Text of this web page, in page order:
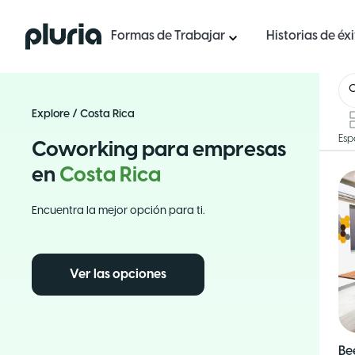
Logo Pluria Formas de Trabajar Historias de
Explore / Costa Rica
Coworking para empresas
en Costa Rica
Encuentra la mejor opción para ti.
Ver las opciones